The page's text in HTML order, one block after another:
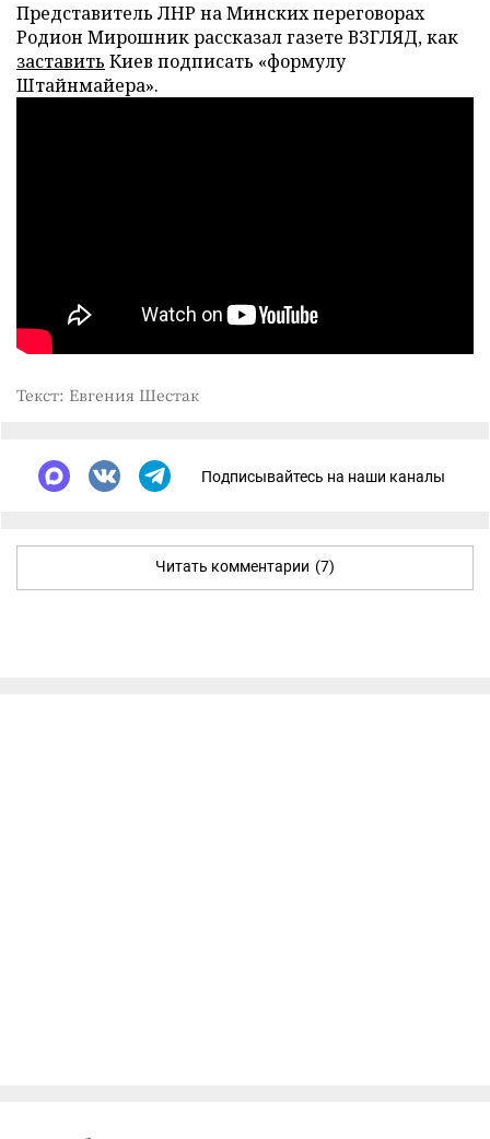
Представитель ЛНР на Минских переговорах
Родион Мирошник рассказал газете ВЗГЛЯД, как
заставить Киев подписать «формулу
Штайнмайера».
Текст: Евгения Шестак
Подписывайтесь на наши каналы
Читать комментарии (7)